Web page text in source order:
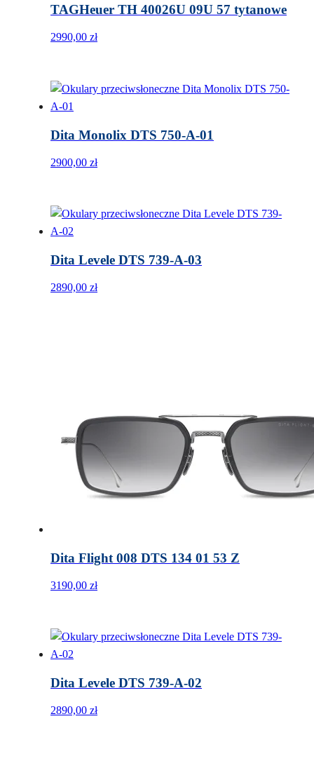
TAGHeuer TH 40026U 09U 57 tytanowe
2990,00 zł
Dita Monolix DTS 750-A-01
2900,00 zł
Dita Levele DTS 739-A-03
2890,00 zł
Dita Flight 008 DTS 134 01 53 Z
3190,00 zł
Dita Levele DTS 739-A-02
2890,00 zł